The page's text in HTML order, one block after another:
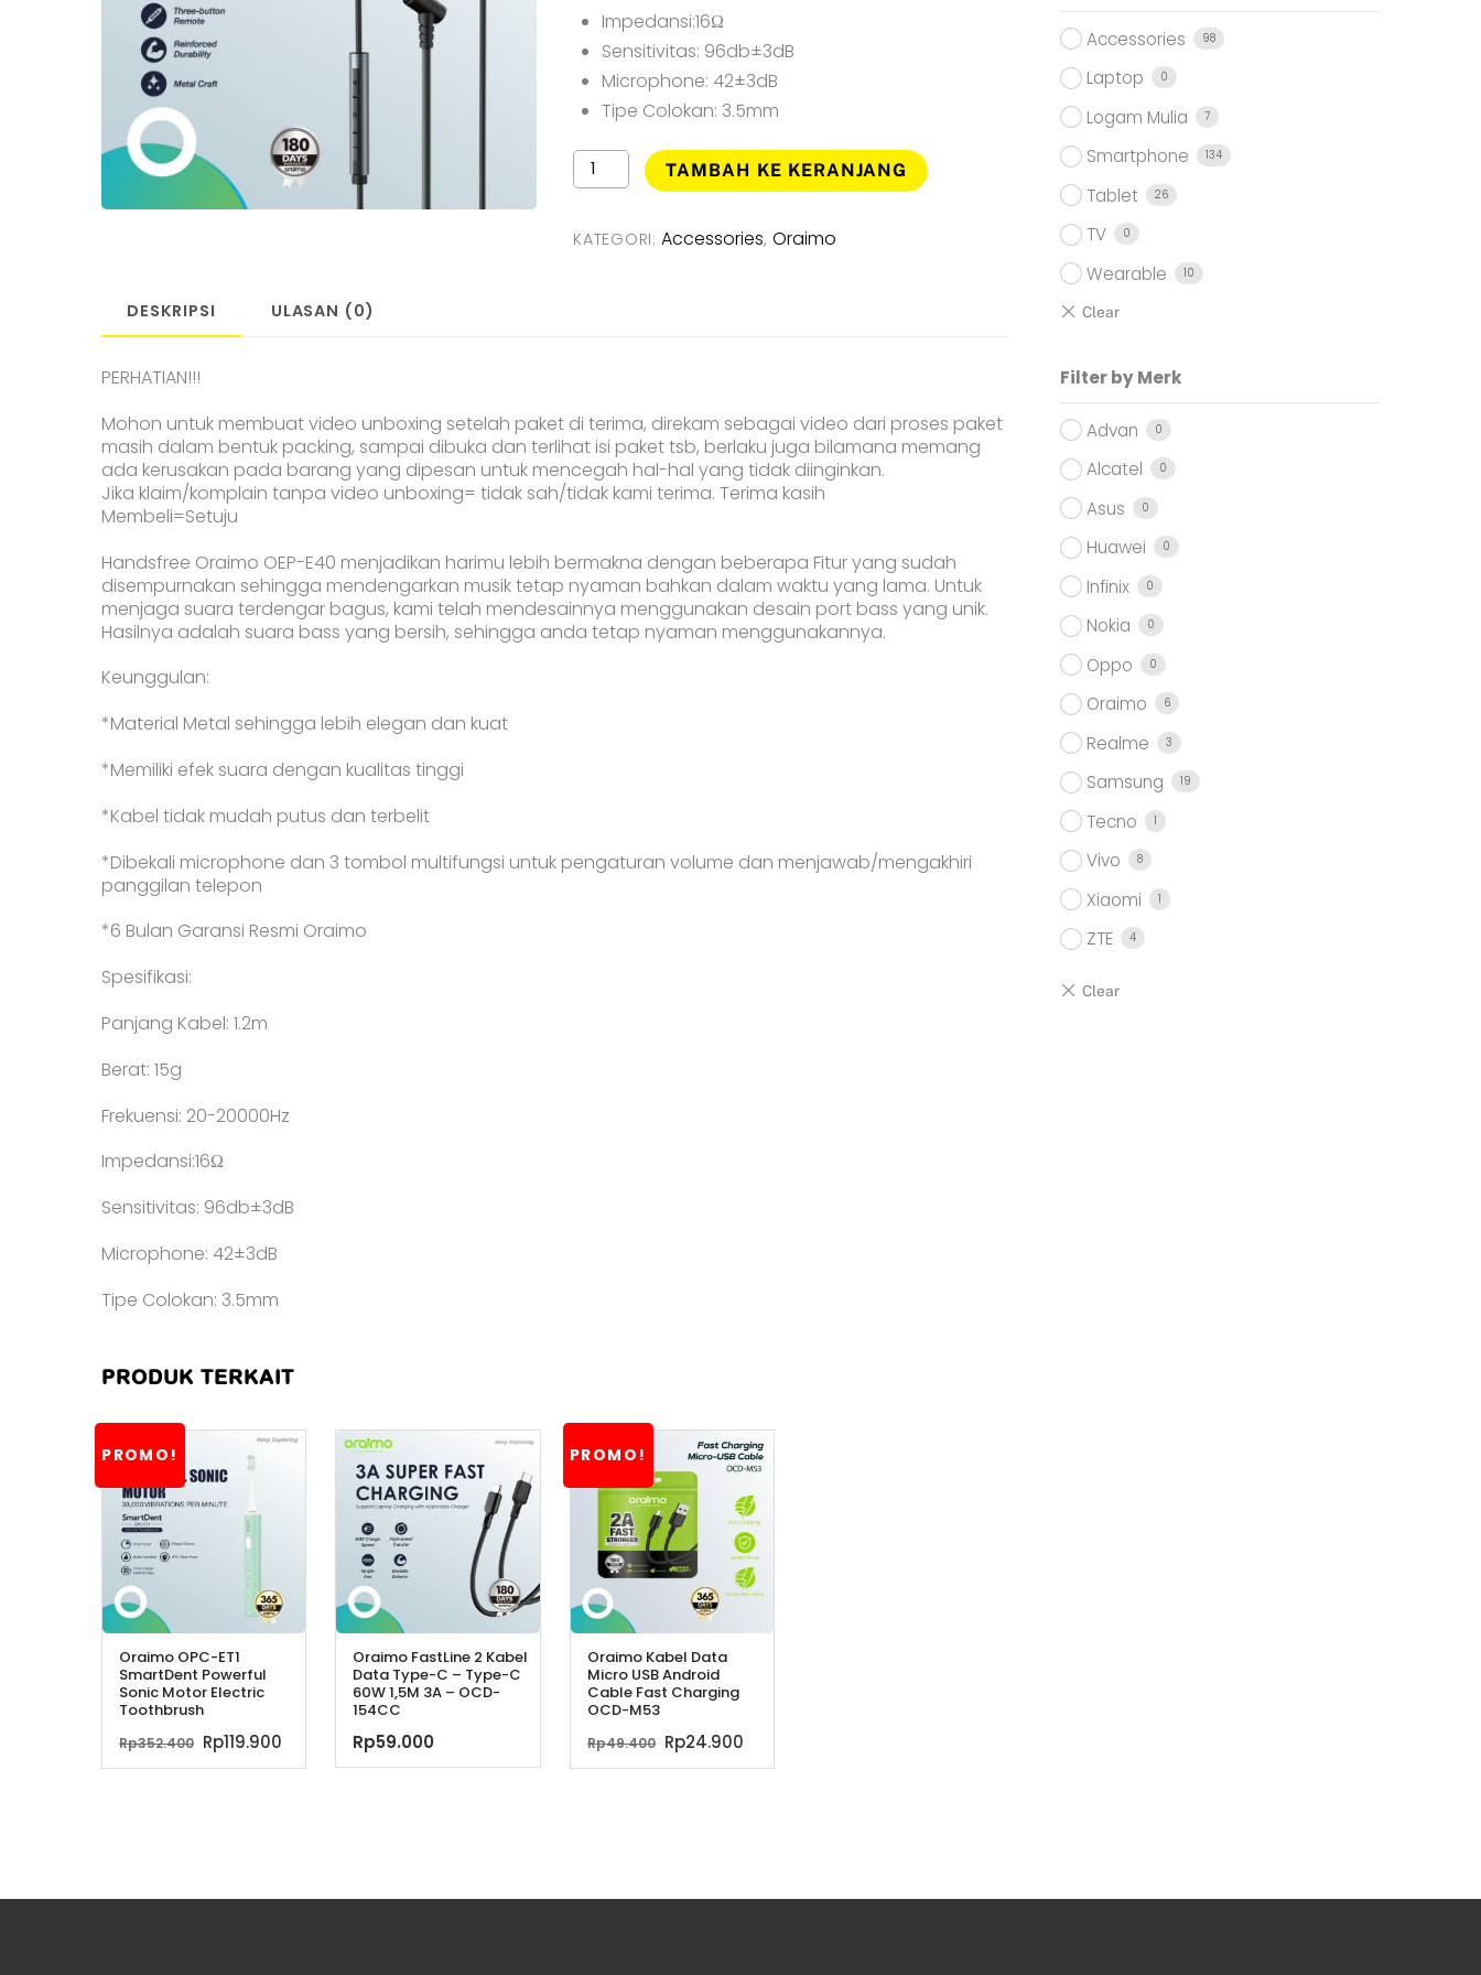
Impedansi:16Ω
Sensitivitas: 96db±3dB
Microphone: 42±3dB
Tipe Colokan: 3.5mm
Kuantitas
Oraimo
3
Earphone
-
OEP-
E40
TAMBAH KE KERANJANG
KATEGORI:Accessories, Oraimo
DESKRIPSI ULASAN (0)
PERHATIAN!!!
Mohon untuk membuat video unboxing setelah paket di terima, direkam sebagai video dari proses paket
masih dalam bentuk packing, sampai dibuka dan terlihat isi paket tsb, berlaku juga bilamana memang
ada kerusakan pada barang yang dipesan untuk mencegah hal-hal yang tidak diinginkan.
Jika klaim/komplain tanpa video unboxing= tidak sah/tidak kami terima. Terima kasih
Membeli=Setuju
Handsfree Oraimo OEP-E40 menjadikan harimu lebih bermakna dengan beberapa Fitur yang sudah
disempurnakan sehingga mendengarkan musik tetap nyaman bahkan dalam waktu yang lama. Untuk
menjaga suara terdengar bagus, kami telah mendesainnya menggunakan desain port bass yang unik.
Hasilnya adalah suara bass yang bersih, sehingga anda tetap nyaman menggunakannya.
Keunggulan:
*Material Metal sehingga lebih elegan dan kuat
*Memiliki efek suara dengan kualitas tinggi
*Kabel tidak mudah putus dan terbelit
*Dibekali microphone dan 3 tombol multifungsi untuk pengaturan volume dan menjawab/mengakhiri
panggilan telepon
*6 Bulan Garansi Resmi Oraimo
Spesifikasi:
Panjang Kabel: 1.2m
Berat: 15g
Frekuensi: 20-20000Hz
Impedansi:16Ω
Sensitivitas: 96db±3dB
Microphone: 42±3dB
Tipe Colokan: 3.5mm
PRODUK TERKAIT
PROMO!
Oraimo OPC-ET1
SmartDent Powerful
Sonic Motor Electric
Toothbrush
Rp352.400 Harga
aslinya
Rp119.900Harga
saat
Oraimo FastLine 2 Kabel
Data Type-C – Type-C
60W 1,5M 3A – OCD-
154CC
Rp59.000
PROMO!
Oraimo Kabel Data
Micro USB Android
Cable Fast Charging
OCD-M53
Rp49.400 Harga
aslinya
Rp24.900Harga
saat
Accessories 98
Laptop 0
Logam Mulia 7
Smartphone 134
Tablet 26
TV 0
Wearable 10
Filter by Merk
Advan 0
Alcatel 0
Asus 0
Huawei 0
Infinix 0
Nokia 0
Oppo 0
Oraimo 6
Realme 3
Samsung 19
Tecno 1
Vivo 8
Xiaomi 1
ZTE 4